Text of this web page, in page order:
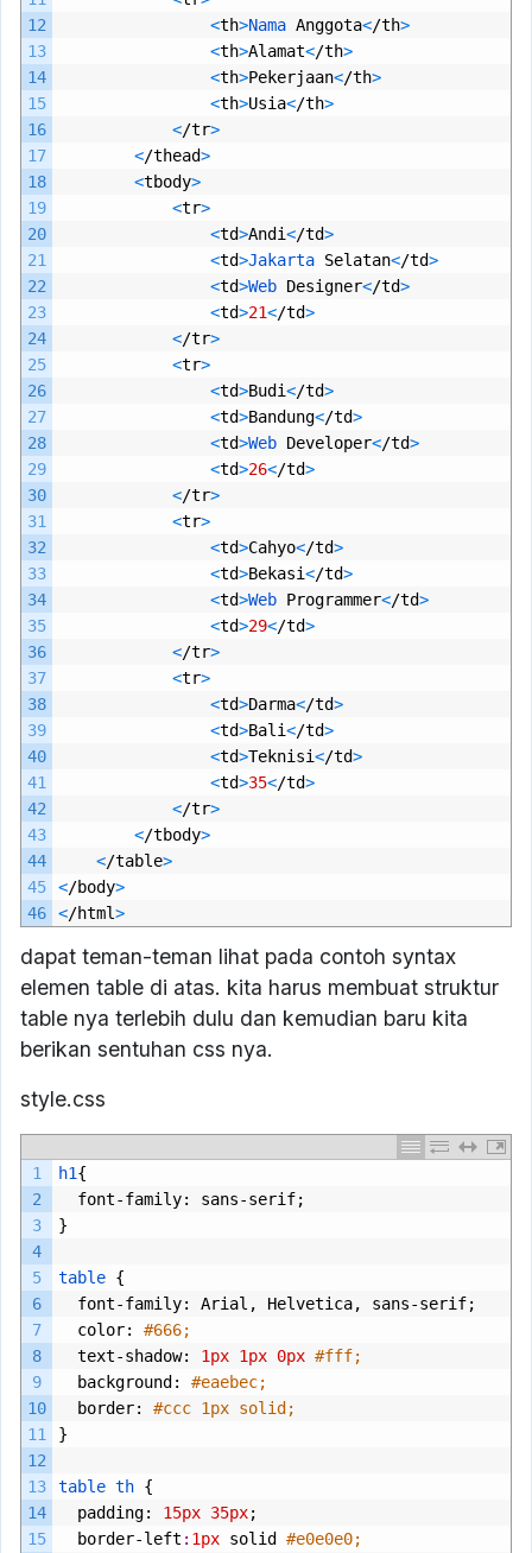
12
13
14
15
16
17
18
19
20
21
22
23
24
25
26
27
28
29
30
31
32
33
34
35
36
37
38
39
40
41
42
43
44
45
46
<th>Nama Anggota</th>
<th>Alamat</th>
<th>Pekerjaan</th>
<th>Usia</th>
</tr>
</thead>
<tbody>
<tr>
<td>Andi</td>
<td>Jakarta Selatan</td>
<td>Web Designer</td>
<td>21</td>
</tr>
<tr>
<td>Budi</td>
<td>Bandung</td>
<td>Web Developer</td>
<td>26</td>
</tr>
<tr>
<td>Cahyo</td>
<td>Bekasi</td>
<td>Web Programmer</td>
<td>29</td>
</tr>
<tr>
<td>Darma</td>
<td>Bali</td>
<td>Teknisi</td>
<td>35</td>
</tr>
</tbody>
</table>
</body>
</html>
dapat teman-teman lihat pada contoh syntax
elemen table di atas. kita harus membuat struktur
table nya terlebih dulu dan kemudian baru kita
berikan sentuhan css nya.
style.css
1
2
3
4
5
6
7
8
9
10
11
12
13
14
15
h1{
font-family: sans-serif;
}
table {
font-family: Arial , Helvetica, sans-serif;
color:
#666;
text-shadow: 1px 1px 0px #fff;
background :
#eaebec;
border:
#ccc 1px solid;
}
table th {
padding: 15px 35px;
border-left : 1px solid #e0e0e0;